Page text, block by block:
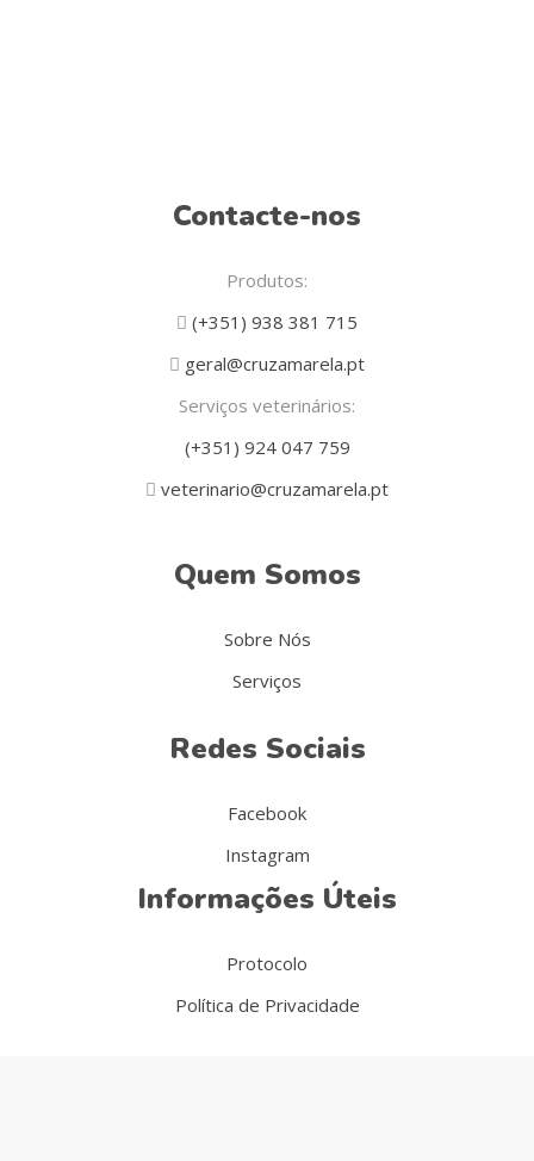
Contacte-nos
Produtos:
(+351) 938 381 715
geral@cruzamarela.pt
Serviços veterinários:
(+351) 924 047 759
veterinario@cruzamarela.pt
Quem Somos
Sobre Nós
Serviços
Redes Sociais
Facebook
Instagram
Informações Úteis
Protocolo
Política de Privacidade